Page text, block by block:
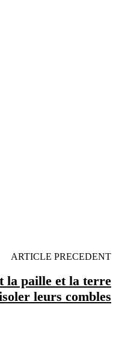
ARTICLE PRECEDENT
la paille et la terre
leurs combles